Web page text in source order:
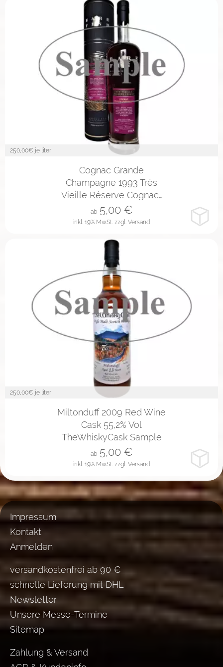
250,00€ je liter
Cognac Grande
Champagne 1993 Très
Vieille Réserve Cognac…
inkl. 19% MwSt. zzgl. Versand
ab 5,00€
250,00€ je liter
Miltonduff 2009 Red Wine
Cask 55,2% Vol
TheWhiskyCask Sample
inkl. 19% MwSt. zzgl. Versand
ab 5,00€
Impressum
Kontakt
Anmelden
versandkostenfrei ab 90 €
schnelle Lieferung mit DHL
Newsletter
Unsere Messe-Termine
Sitemap
Zahlung & Versand